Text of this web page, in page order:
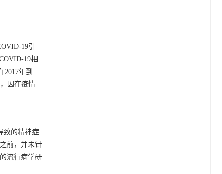
19引
19相
2017年到
因在疫情
致的精神症
前，并未针
流行病学研